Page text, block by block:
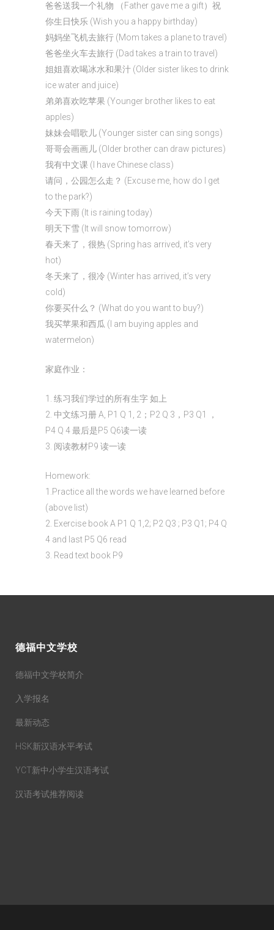
爸爸送我一个礼物 （Father gave me a gift）祝
你生日快乐 (Wish you a happy birthday)
妈妈坐飞机去旅行 (Mom takes a plane to travel)
爸爸坐火车去旅行 (Dad takes a train to travel)
姐姐喜欢喝冰水和果汁 (Older sister likes to drink
ice water and juice)
弟弟喜欢吃苹果 (Younger brother likes to eat
apples)
妹妹会唱歌儿 (Younger sister can sing songs)
哥哥会画画儿 (Older brother can draw pictures)
我有中文课 (I have Chinese class)
请问，公园怎么走？ (Excuse me, how do I get
to the park?)
今天下雨 (It is raining today)
明天下雪 (It will snow tomorrow)
春天来了，很热 (Spring has arrived, it’s very
hot)
冬天来了，很冷 (Winter has arrived, it’s very
cold)
你要买什么？ (What do you want to buy?)
我买苹果和西瓜 (I am buying apples and
watermelon)
家庭作业：
1. 练习我们学过的所有生字 如上
2. 中文练习册 A, P1 Q 1, 2；P2 Q 3，P3 Q1 ，
P4 Q 4 最后是P5 Q6读一读
3. 阅读教材P9 读一读
Homework:
1.Practice all the words we have learned before
(above list)
2. Exercise book A P1 Q 1,2; P2 Q3 ; P3 Q1; P4 Q
4 and last P5 Q6 read
3. Read text book P9
德福中文学校
德福中文学校简介
入学报名
最新动态
HSK新汉语水平考试
YCT新中小学生汉语考试
汉语考试推荐阅读